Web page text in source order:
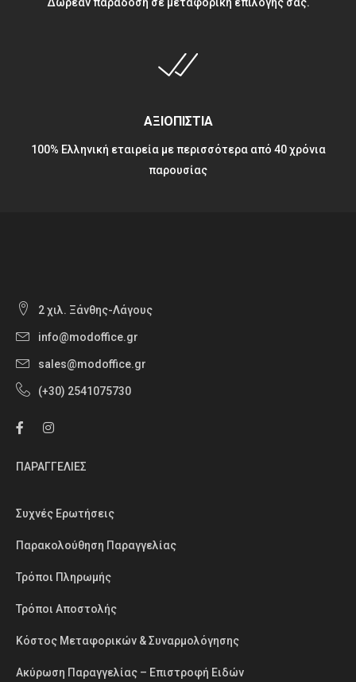
ΑΞΙΟΠΙΣΤΙΑ
100% Ελληνική εταιρεία με περισσότερα από 40 χρόνια
παρουσίας
2 χιλ. Ξάνθης-Λάγους
info@modoffice.gr
sales@modoffice.gr
(+30) 2541075730
ΠΑΡΑΓΓΕΛΙΕΣ
Συχνές Ερωτήσεις
Παρακολούθηση Παραγγελίας
Τρόποι Πληρωμής
Τρόποι Αποστολής
Κόστος Μεταφορικών & Συναρμολόγησης
Ακύρωση Παραγγελίας – Επιστροφή Ειδών